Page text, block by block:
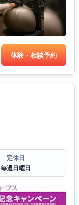
体験・相談予約
定休日
毎週日曜日